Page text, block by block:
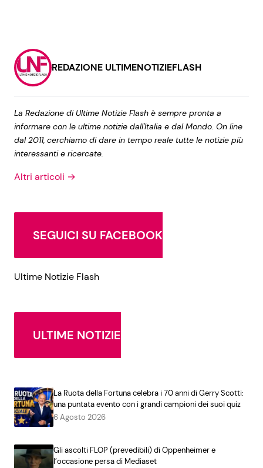
REDAZIONE ULTIMENOTIZIEFLASH
La Redazione di Ultime Notizie Flash è sempre pronta a
informare con le ultime notizie dall'Italia e dal Mondo. On line
dal 2011, cerchiamo di dare in tempo reale tutte le notizie più
interessanti e ricercate.
Altri articoli →
SEGUICI SU FACEBOOK
Ultime Notizie Flash
ULTIME NOTIZIE
La Ruota della Fortuna celebra i 70 anni di Gerry Scotti:
una puntata evento con i grandi campioni dei suoi quiz
6 Agosto 2026
Gli ascolti FLOP (prevedibili) di Oppenheimer e
l’occasione persa di Mediaset